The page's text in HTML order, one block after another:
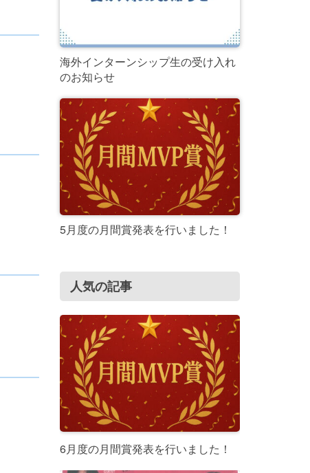
海外インターンシップ生の受け入れ
のお知らせ
5月度の月間賞発表を行いました！
人気の記事
6月度の月間賞発表を行いました！